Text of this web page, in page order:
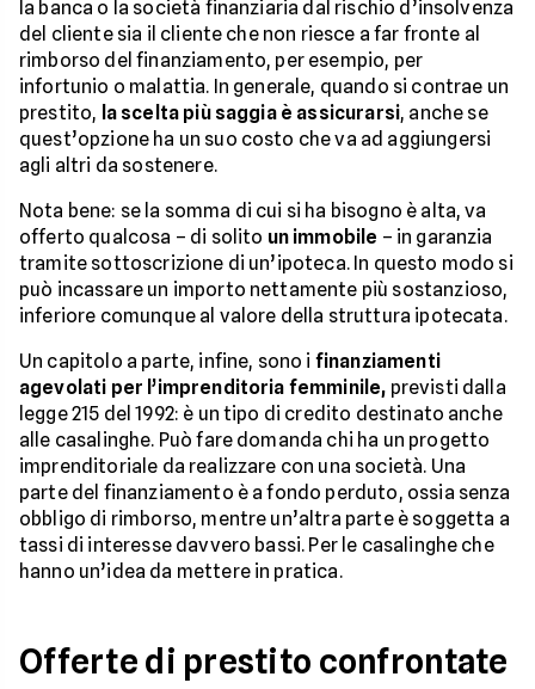
la banca o la società finanziaria dal rischio d’insolvenza
del cliente sia il cliente che non riesce a far fronte al
rimborso del finanziamento, per esempio, per
infortunio o malattia. In generale, quando si contrae un
prestito, la scelta più saggia è assicurarsi, anche se
quest’opzione ha un suo costo che va ad aggiungersi
agli altri da sostenere.
Nota bene: se la somma di cui si ha bisogno è alta, va
offerto qualcosa – di solito un immobile – in garanzia
tramite sottoscrizione di un’ipoteca. In questo modo si
può incassare un importo nettamente più sostanzioso,
inferiore comunque al valore della struttura ipotecata.
Un capitolo a parte, infine, sono i finanziamenti
agevolati per l’imprenditoria femminile, previsti dalla
legge 215 del 1992: è un tipo di credito destinato anche
alle casalinghe. Può fare domanda chi ha un progetto
imprenditoriale da realizzare con una società. Una
parte del finanziamento è a fondo perduto, ossia senza
obbligo di rimborso, mentre un’altra parte è soggetta a
tassi di interesse davvero bassi. Per le casalinghe che
hanno un’idea da mettere in pratica.
Offerte di prestito confrontate